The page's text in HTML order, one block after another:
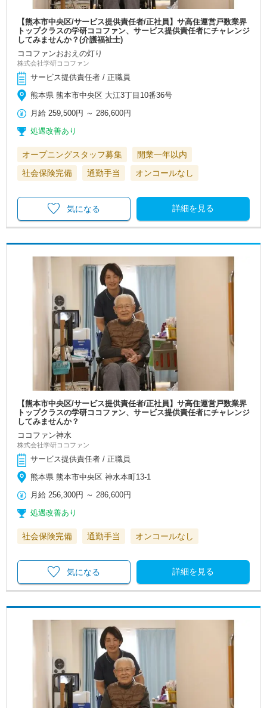
【熊本市中央区/サービス提供責任者/正社員】サ高住運営戸数業界
トップクラスの学研ココファン、サービス提供責任者にチャレンジ
してみませんか？(介護福祉士)
ココファンおおえの灯り
株式会社学研ココファン
サービス提供責任者 / 正職員
熊本県 熊本市中央区 大江3丁目10番36号
月給 259,500円 ～ 286,600円
処遇改善あり
オープニングスタッフ募集
開業一年以内
社会保険完備
通勤手当 オンコールなし
詳細を見る
気になる
【熊本市中央区/サービス提供責任者/正社員】サ高住運営戸数業界
トップクラスの学研ココファン、サービス提供責任者にチャレンジ
してみませんか？
ココファン神水
株式会社学研ココファン
サービス提供責任者 / 正職員
熊本県 熊本市中央区 神水本町13-1
月給 256,300円 ～ 286,600円
処遇改善あり
社会保険完備 通勤手当 オンコールなし
詳細を見る
気になる